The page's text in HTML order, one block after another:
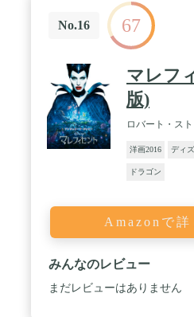
No.16 67
マレフ
版)
ロバート・ス
洋画2016 ディ
ドラゴン
Amazonで詳
みんなのレビュー
まだレビューはありません